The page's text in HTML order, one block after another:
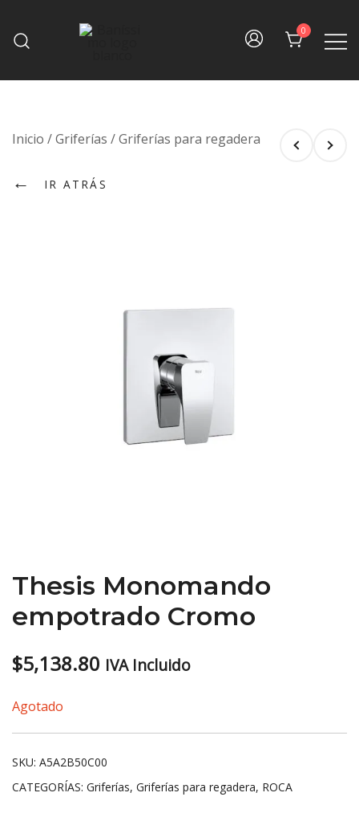
content
Baníssimo
Fine bath design
0
Inicio /Griferías /Griferías para regadera
← IR ATRÁS
Thesis Monomando
empotrado Cromo
$5,138.80 IVA Incluido
Agotado
SKU: A5A2B50C00
CATEGORÍAS: Griferías, Griferías para regadera, ROCA